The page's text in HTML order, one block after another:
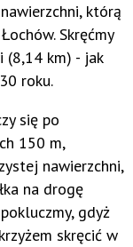
którą
Skręćmy
(8,14 km) - jak
roku.
się po
150 m,
nawierzchni,
na drogę
gdyż
skręcić w